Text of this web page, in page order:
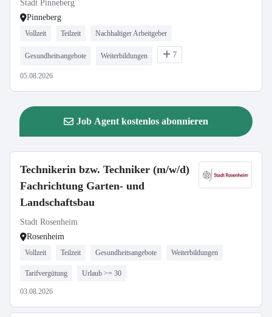
Stadt Pinneberg
Pinneberg
Vollzeit Teilzeit Nachhaltiger Arbeitgeber
Gesundheitsangebote Weiterbildungen 7
05.08.2026
Job Agent kostenlos abonnieren
Technikerin bzw. Techniker (m/w/d)
Fachrichtung Garten- und
Landschaftsbau
Stadt Rosenheim
Rosenheim
Vollzeit Teilzeit Gesundheitsangebote Weiterbildungen
Tarifvergütung Urlaub >= 30
03.08.2026